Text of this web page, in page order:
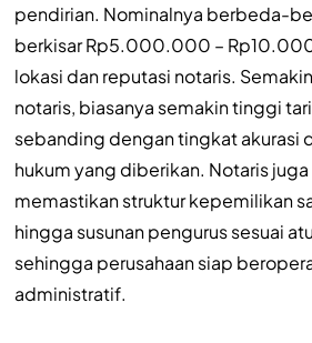
pendirian. Nominalnya berbeda-
berkisar Rp5.000.000 –
lokasi dan reputasi notaris.
notaris, biasanya semakin tinggi
sebanding dengan tingkat akurasi
hukum yang diberikan. Notaris
memastikan struktur kepemilikan
hingga susunan pengurus sesuai
sehingga perusahaan siap
administratif.